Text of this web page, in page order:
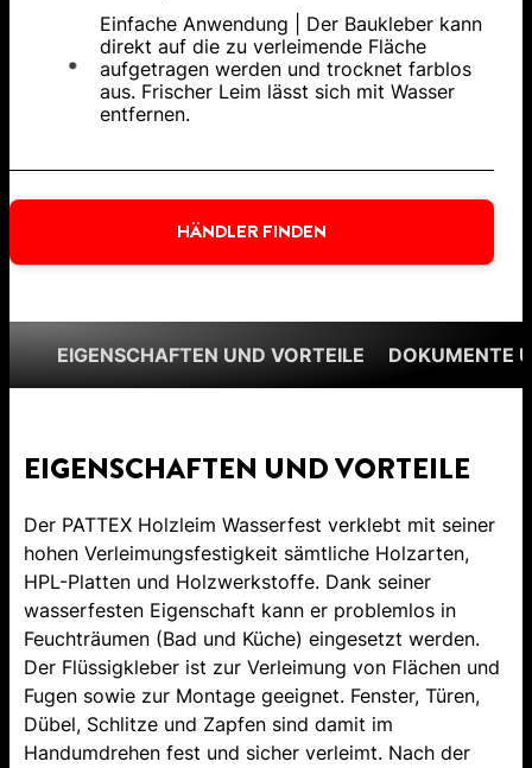
Einfache Anwendung | Der Baukleber kann
direkt auf die zu verleimende Fläche
aufgetragen werden und trocknet farblos
aus. Frischer Leim lässt sich mit Wasser
entfernen.
HÄNDLER FINDEN
EIGENSCHAFTEN UND VORTEILE DOKUMENTE
EIGENSCHAFTEN UND VORTEILE
Der PATTEX Holzleim Wasserfest verklebt mit seiner
hohen Verleimungsfestigkeit sämtliche Holzarten,
HPL-Platten und Holzwerkstoffe. Dank seiner
wasserfesten Eigenschaft kann er problemlos in
Feuchträumen (Bad und Küche) eingesetzt werden.
Der Flüssigkleber ist zur Verleimung von Flächen und
Fugen sowie zur Montage geeignet. Fenster, Türen,
Dübel, Schlitze und Zapfen sind damit im
Handumdrehen fest und sicher verleimt. Nach der